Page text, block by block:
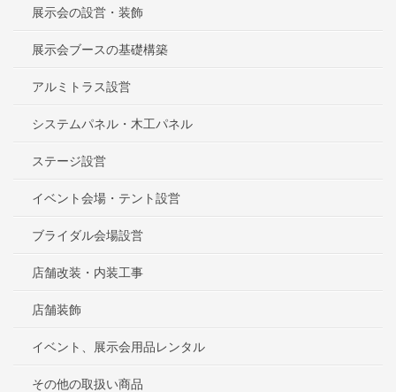
展示会の設営・装飾
展示会ブースの基礎構築
アルミトラス設営
システムパネル・木工パネル
ステージ設営
イベント会場・テント設営
ブライダル会場設営
店舗改装・内装工事
店舗装飾
イベント、展示会用品レンタル
その他の取扱い商品